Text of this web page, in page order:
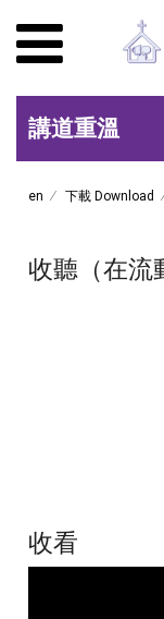
講道重溫
en 下載 Download
收聽（在流
收看